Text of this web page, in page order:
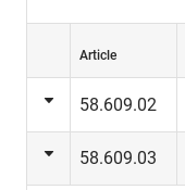
Article
58.609.02
58.609.03